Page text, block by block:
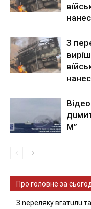
З
М”
Про головне за
З nepeлякy вгaтuлu